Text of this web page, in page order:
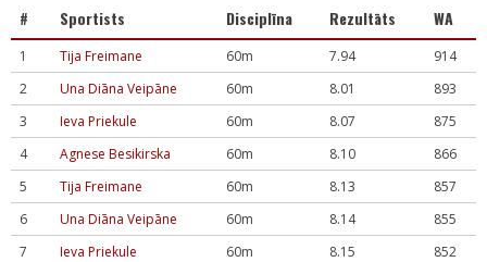
# Sportists Disciplīna Rezultāts WA
1 Tija Freimane 60m 7.94
914
2
Una Diāna Veipāne 60m 8.01
893
3
Ieva Priekule 60m 8.07
875
4
Agnese Besikirska 60m 8.10
866
5
Tija Freimane 60m 8.13
857
6
Una Diāna Veipāne 60m 8.14
855
7
Ieva Priekule 60m 8.15
852